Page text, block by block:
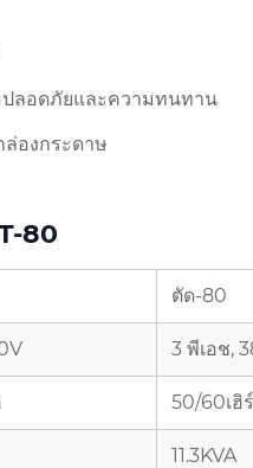
ปลอดภัยและความทนทาน
องกระดาษ
80
ตัด-80
3 พีเอช,
50/60เฮิ
11.3KVA